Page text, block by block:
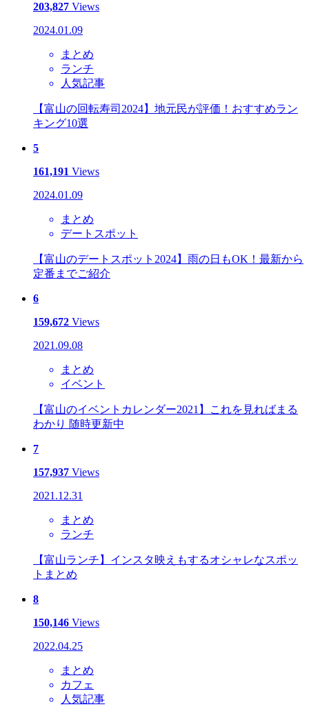
203,827 Views
2024.01.09
まとめ
ランチ
人気記事
【富山の回転寿司2024】地元民が評価！おすすめラン
キング10選
5
161,191 Views
2024.01.09
まとめ
デートスポット
【富山のデートスポット2024】雨の日もOK！最新から
定番までご紹介
6
159,672 Views
2021.09.08
まとめ
イベント
【富山のイベントカレンダー2021】これを見ればまる
わかり 随時更新中
7
157,937 Views
2021.12.31
まとめ
ランチ
【富山ランチ】インスタ映えもするオシャレなスポッ
トまとめ
8
150,146 Views
2022.04.25
まとめ
カフェ
人気記事